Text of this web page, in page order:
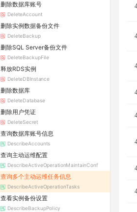
删除数据库账号
DeleteAccount
删除实例数据备份文件
DeleteBackup
删除SQL Server备份文件
DeleteBackupFile
释放RDS实例
DeleteDBInstance
删除数据库
DeleteDatabase
删除用户凭证
DeleteSecret
查询数据库账号信息
DescribeAccounts
查询主动运维配置
DescribeActiveOperationMaintainConf
查询多个主动运维任务信息
DescribeActiveOperationTasks
查看实例备份设置
DescribeBackupPolicy